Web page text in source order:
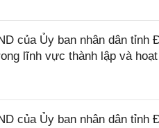
của Ủy ban nhân dân
lĩnh vực thành lập và
của Ủy ban nhân dân